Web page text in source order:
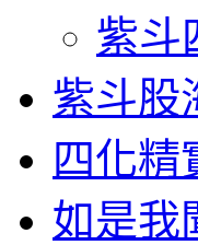
紫斗
紫斗股
四化精
如是我